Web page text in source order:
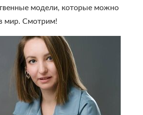
модели, которые можно
мир. Смотрим!